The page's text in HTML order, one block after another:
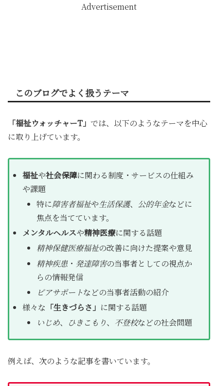
Advertisement
このブログでよく扱うテーマ
「福祉ウォッチャーT」 では、以下のようなテーマを中心
に取り上げています。
福祉や社会保障に関わる制度・サービスの仕組み
や課題
特に障害者福祉や生活保護、 公的年金などに
焦点を当てています。
メンタルヘルスや精神医療に関する話題
精神保健医療福祉の改善に向けた提案や意見
精神疾患・ 発達障害の当事者としての視点か
らの情報発信
ピアサポートなどの当事者活動の紹介
様々な 「生きづらさ」 に関する話題
いじめ、 ひきこもり、 不登校などの社会問題
例えば、次のような記事を書いています。